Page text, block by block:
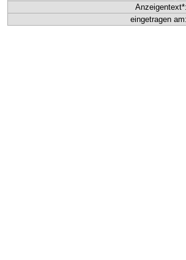
Anzeigentext*:
eingetragen am: